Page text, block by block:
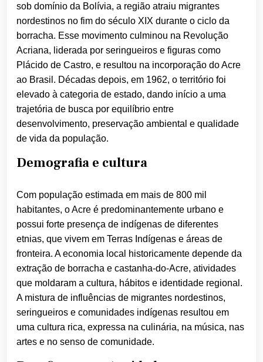
sob domínio da Bolívia, a região atraiu migrantes
nordestinos no fim do século XIX durante o ciclo da
borracha. Esse movimento culminou na Revolução
Acriana, liderada por seringueiros e figuras como
Plácido de Castro, e resultou na incorporação do Acre
ao Brasil. Décadas depois, em 1962, o território foi
elevado à categoria de estado, dando início a uma
trajetória de busca por equilíbrio entre
desenvolvimento, preservação ambiental e qualidade
de vida da população.
Demografia e cultura
Com população estimada em mais de 800 mil
habitantes, o Acre é predominantemente urbano e
possui forte presença de indígenas de diferentes
etnias, que vivem em Terras Indígenas e áreas de
fronteira. A economia local historicamente depende da
extração de borracha e castanha-do-Acre, atividades
que moldaram a cultura, hábitos e identidade regional.
A mistura de influências de migrantes nordestinos,
seringueiros e comunidades indígenas resultou em
uma cultura rica, expressa na culinária, na música, nas
artes e no senso de comunidade.